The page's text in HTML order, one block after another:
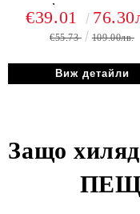
с флорален принт
€39.01
€55.73 109.00лв.
Виж детайли
Защо